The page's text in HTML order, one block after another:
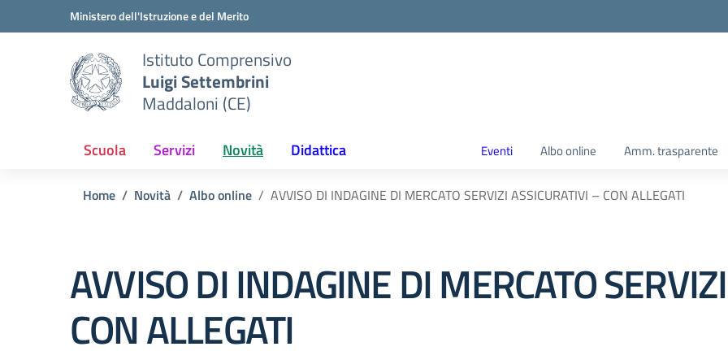
Vai ai contenuti
Vai al menu di navigazioneMinistero dell'Istruzione e del Merito
Istituto Comprensivo
Luigi Settembrini
Maddaloni (CE)
Scuola Servizi Novità Didattica Eventi Albo online Amm. trasparente
Home Novità Albo online AVVISO DI INDAGINE DI MERCATO SERVIZI ASSICURATIVI – CON ALLEGATI
AVVISO DI INDAGINE DI MERCATO
CON ALLEGATI